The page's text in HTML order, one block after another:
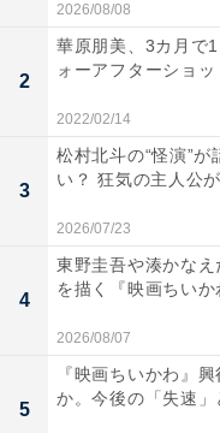
つも「あんなメイク
あれから香梨奈の言
てまで好きな人に好
その言葉の意味を徐
その夜、誠は帰宅途
すっかり落ち込んで
「父親という存在に
一郎と再会したこと
いていたことに気付
も言えずに別れてし
を話すと、翔から「
れてしまいます。
2026/08/08
2
華原朋美、3カ月で
ォーアフターショッ
2022/02/14
3
松村北斗の“怪演”
い？ 狂気の主人公
2026/07/23
4
東野圭吾や湊かなえ
を描く『映画ちいか
2026/08/07
5
『映画ちいかわ』
か。今後の「失速」